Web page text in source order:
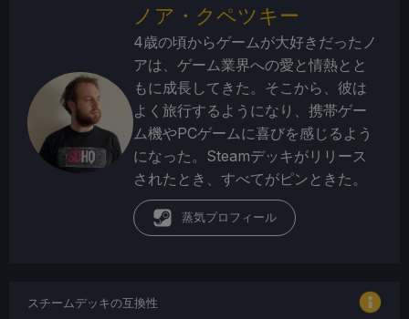
ノア・クペツキー
4歳の頃からゲームが大好きだったノ
アは、ゲーム業界への愛と情熱とと
もに成長してきた。そこから、彼は
よく旅行するようになり、携帯ゲー
ム機やPCゲームに喜びを感じるよう
になった。Steamデッキがリリース
されたとき、すべてがピンときた。
蒸気プロフィール
スチームデッキの互換性